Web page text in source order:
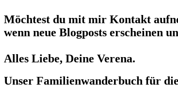
Möchtest du mit mir Kontakt
wenn neue Blogposts erscheinen
Alles Liebe, Deine Verena.
Unser Familienwanderbuch für